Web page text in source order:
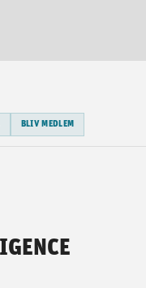
BLIV MEDLEM